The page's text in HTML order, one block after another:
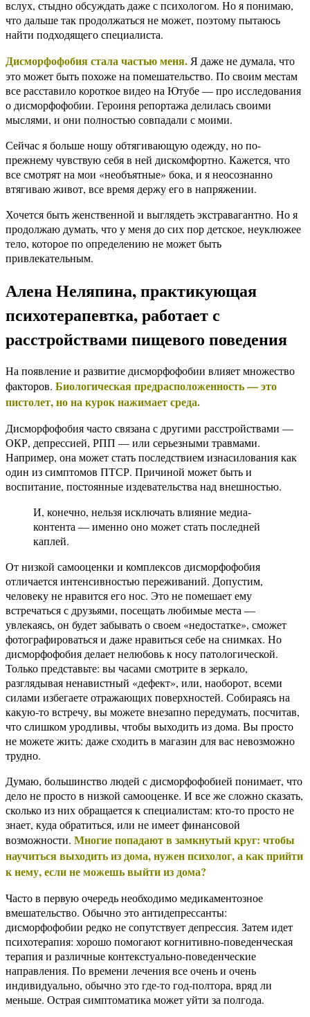
вслух, стыдно обсуждать даже с психологом. Но я понимаю,
что дальше так продолжаться не может, поэтому пытаюсь
найти подходящего специалиста.
Дисморфофобия стала частью меня. Я даже не думала, что
это может быть похоже на помешательство. По своим местам
все расставило короткое видео на Ютубе — про исследования
о дисморфофобии. Героиня репортажа делилась своими
мыслями, и они полностью совпадали с моими.
Сейчас я больше ношу обтягивающую одежду, но по-
прежнему чувствую себя в ней дискомфортно. Кажется, что
все смотрят на мои «необъятные» бока, и я неосознанно
втягиваю живот, все время держу его в напряжении.
Хочется быть женственной и выглядеть экстравагантно. Но я
продолжаю думать, что у меня до сих пор детское, неуклюжее
тело, которое по определению не может быть
привлекательным.
Алена Неляпина, практикующая
психотерапевтка, работает с
расстройствами пищевого поведения
На появление и развитие дисморфофобии влияет множество
факторов. Биологическая предрасположенность — это
пистолет, но на курок нажимает среда.
Дисморфофобия часто связана с другими расстройствами —
ОКР, депрессией, РПП — или серьезными травмами.
Например, она может стать последствием изнасилования как
один из симптомов ПТСР. Причиной может быть и
воспитание, постоянные издевательства над внешностью.
И, конечно, нельзя исключать влияние медиа-
контента — именно оно может стать последней
каплей.
От низкой самооценки и комплексов дисморфофобия
отличается интенсивностью переживаний. Допустим,
человеку не нравится его нос. Это не помешает ему
встречаться с друзьями, посещать любимые места —
увлекаясь, он будет забывать о своем «недостатке», сможет
фотографироваться и даже нравиться себе на снимках. Но
дисморфофобия делает нелюбовь к носу патологической.
Только представьте: вы часами смотрите в зеркало,
разглядывая ненавистный «дефект», или, наоборот, всеми
силами избегаете отражающих поверхностей. Собираясь на
какую-то встречу, вы можете внезапно передумать, посчитав,
что слишком уродливы, чтобы выходить из дома. Вы просто
не можете жить: даже сходить в магазин для вас невозможно
трудно.
Думаю, большинство людей с дисморфофобией понимает, что
дело не просто в низкой самооценке. И все же сложно сказать,
сколько из них обращается к специалистам: кто-то просто не
знает, куда обратиться, или не имеет финансовой
возможности. Многие попадают в замкнутый круг: чтобы
научиться выходить из дома, нужен психолог, а как прийти
к нему, если не можешь выйти из дома?
Часто в первую очередь необходимо медикаментозное
вмешательство. Обычно это антидепрессанты:
дисморфофобии редко не сопутствует депрессия. Затем идет
психотерапия: хорошо помогают когнитивно-поведенческая
терапия и различные контекстуально-поведенческие
направления. По времени лечения все очень и очень
индивидуально, обычно это где-то год-полтора, вряд ли
меньше. Острая симптоматика может уйти за полгода.